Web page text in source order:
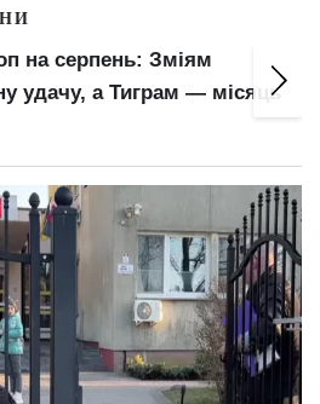
на серпень: Зміям
удачу, а Тиграм — місяць